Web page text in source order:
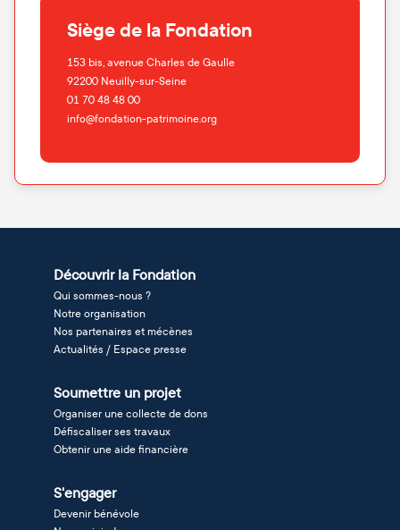
Siège de la Fondation
153 bis, avenue Charles de Gaulle
92200 Neuilly-sur-Seine
01 70 48 48 00
info@fondation-patrimoine.org
Découvrir la Fondation
Qui sommes-nous ?
Notre organisation
Nos partenaires et mécènes
Actualités / Espace presse
Soumettre un projet
Organiser une collecte de dons
Défiscaliser ses travaux
Obtenir une aide financière
S'engager
Devenir bénévole